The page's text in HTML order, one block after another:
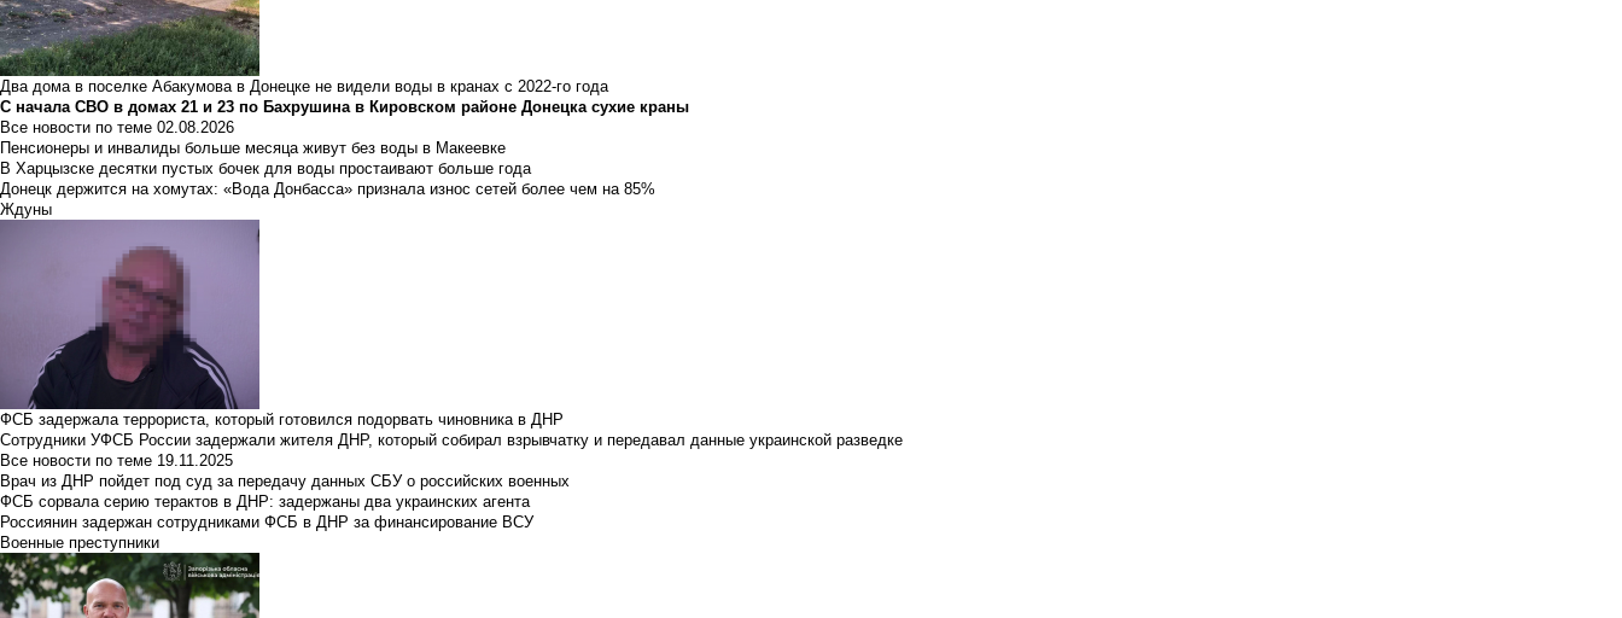
Два дома в поселке Абакумова в Донецке не видели воды в кранах с 2022-го года
С начала СВО в домах 21 и 23 по Бахрушина в Кировском районе Донецка сухие краны
Все новости по теме 02.08.2026
Пенсионеры и инвалиды больше месяца живут без воды в Макеевке
В Харцызске десятки пустых бочек для воды простаивают больше года
Донецк держится на хомутах: «Вода Донбасса» признала износ сетей более чем на 85%
Ждуны
ФСБ задержала террориста, который готовился подорвать чиновника в ДНР
Сотрудники УФСБ России задержали жителя ДНР, который собирал взрывчатку и передавал данные украинской разведке
Все новости по теме 19.11.2025
Врач из ДНР пойдет под суд за передачу данных СБУ о российских военных
ФСБ сорвала серию терактов в ДНР: задержаны два украинских агента
Россиянин задержан сотрудниками ФСБ в ДНР за финансирование ВСУ
Военные преступники